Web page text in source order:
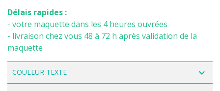
Délais rapides :
- votre maquette dans les 4 heures ouvrées
- livraison chez vous 48 à 72 h après validation de la
maquette
COULEUR TEXTE navigate_next